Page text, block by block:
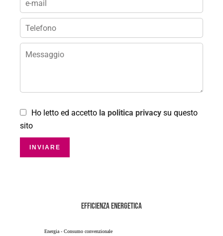
Ho letto ed accetto la politica privacy su questo
sito
INVIARE
Efficienza energetica
Energia - Consumo convenzionale